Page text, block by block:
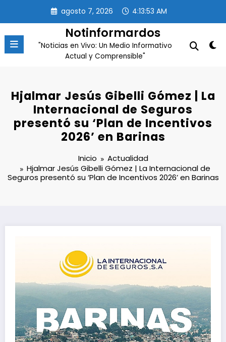
contenido
agosto 7, 2026 4:13:54 AM
Notinformardos
"Noticias en Vivo: Un Medio Informativo
Actual y Comprensible"
Hjalmar Jesús Gibelli Gómez | La
Internacional de Seguros
presentó su ‘Plan de Incentivos
2026’ en Barinas
Inicio
Actualidad
Hjalmar Jesús Gibelli Gómez | La Internacional de
Seguros presentó su ‘Plan de Incentivos 2026’ en Barinas